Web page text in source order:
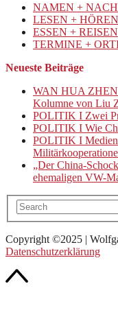
NAMEN +
LESEN + HÖREN
ESSEN + REISEN
TERMINE +
Neueste Beiträge
WAN HUA ZHEN
Kolumne von Liu
POLITIK I Zwei
POLITIK I Wie
POLITIK I Medien
„Der China-
ehemaligen VW-
Copyright ©2025 |
Datenschutzerklärung